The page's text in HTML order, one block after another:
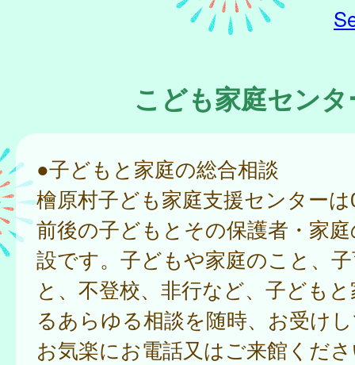
こども家庭センタ
●子どもと家庭の総合相談
檜原村子ども家庭支援センター
前後の子どもとその保護者・家
設です。子どもや家庭のこと、
と、不登校、非行など、子ども
るあらゆる相談を随時、お受け
お気楽にお電話又はご来館くだ